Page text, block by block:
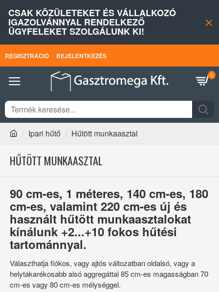
CSAK KÖZÜLETEKET ÉS VÁLLALKOZÓ
IGAZOLVÁNNYAL RENDELKEZŐ
ÜGYFELEKET SZOLGÁLUNK KI!
REGISZTRÁCIÓ BEJELENTKEZÉS
0
Ipari hűtő Hűtött munkaasztal
HŰTÖTT MUNKAASZTAL
90 cm-es, 1 méteres, 140 cm-es, 180
cm-es, valamint 220 cm-es új és
használt hűtött munkaasztalokat
kínálunk +2...+10 fokos hűtési
tartománnyal.
Választhatja fiókos, vagy ajtós változatban oldalsó, vagy a
helytakarékosabb alsó aggregáttal 85 cm-es magasságban 70
cm-es vagy 80 cm-es mélységgel.